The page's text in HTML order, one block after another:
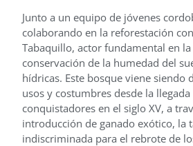
Junto a un equipo de jóvenes
colaborando en la reforestación
Tabaquillo, actor fundamental en
conservación de la humedad del
hídricas. Este bosque viene siendo
usos y costumbres desde la
conquistadores en el siglo XV, a
introducción de ganado exótico, la
indiscriminada para el rebrote de